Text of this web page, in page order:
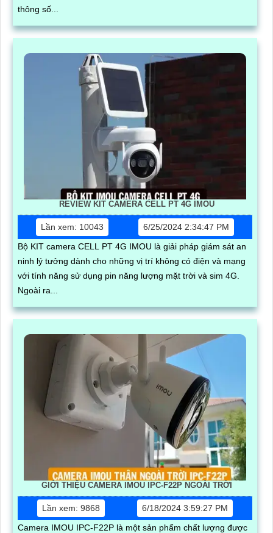
thông số...
REVIEW KIT CAMERA CELL PT 4G IMOU
Lần xem: 10043
6/25/2024 2:34:47 PM
Bộ KIT camera CELL PT 4G IMOU là giải pháp giám sát an
ninh lý tưởng dành cho những vị trí không có điện và mạng
với tính năng sử dụng pin năng lượng mặt trời và sim 4G.
Ngoài ra...
GIỚI THIỆU CAMERA IMOU IPC-F22P NGOÀI TRỜI
Lần xem: 9868
6/18/2024 3:59:27 PM
Camera IMOU IPC-F22P là một sản phẩm chất lượng được